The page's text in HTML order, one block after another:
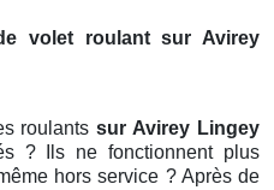
volet roulant sur Avirey
roulantssur Avirey Lingey
? Ils ne fonctionnent plus
hors service ? Après de